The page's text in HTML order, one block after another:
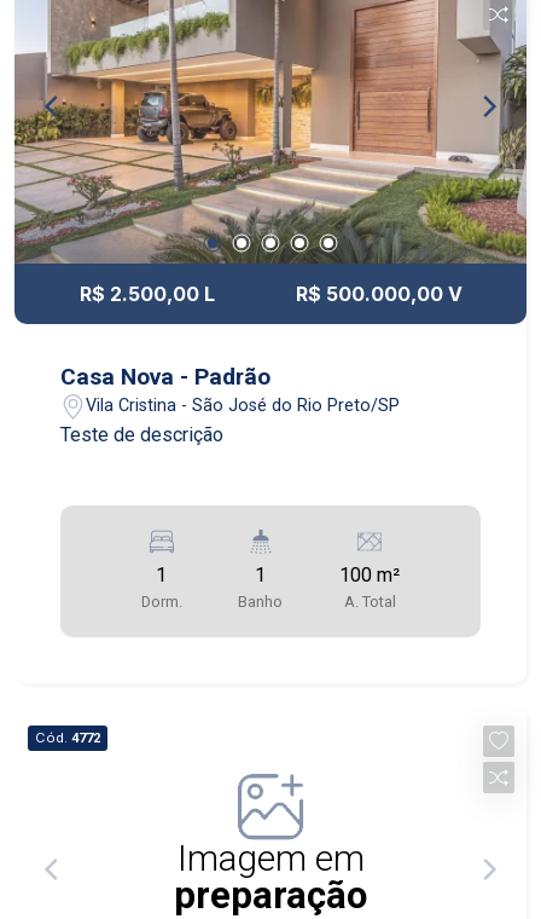
R$ 2.500,00 L R$ 500.000,00 V
Casa Nova - Padrão
Vila Cristina - São José do Rio Preto/SP
Teste de descrição
1
Dorm.
1
Banho
100 m²
A. Total
Cód. 4772
Imagem em
preparação